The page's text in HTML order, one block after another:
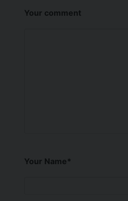
Your comment
Your Name*